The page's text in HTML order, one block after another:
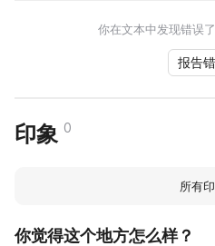
你在文本中发现错误
报告
印象 0
所有
你觉得这个地方怎么样？